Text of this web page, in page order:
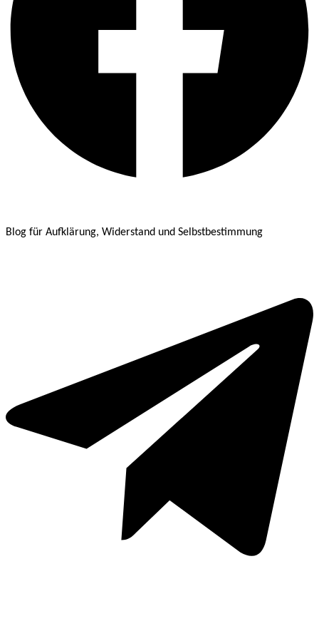
Blog für Aufklärung, Widerstand und Selbstbestimmung